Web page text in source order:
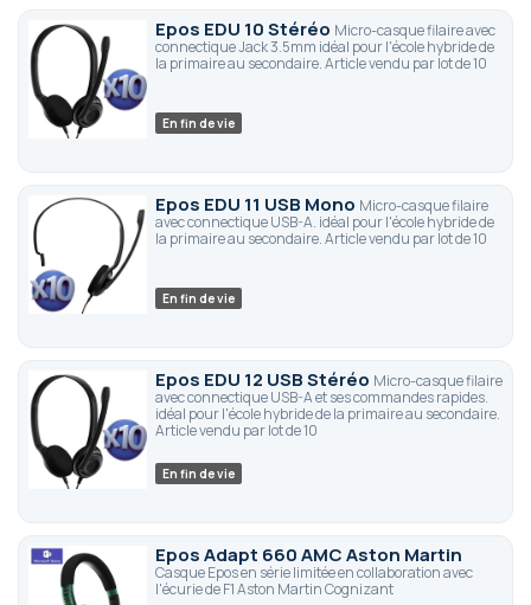
Epos EDU 10 Stéréo Micro-casque filaire avec
connectique Jack 3.5mm idéal pour l'école hybride de
la primaire au secondaire. Article vendu par lot de 10
En fin de vie
Epos EDU 11 USB Mono Micro-casque filaire
avec connectique USB-A. idéal pour l'école hybride de
la primaire au secondaire. Article vendu par lot de 10
En fin de vie
Epos EDU 12 USB Stéréo Micro-casque filaire
avec connectique USB-A et ses commandes rapides.
idéal pour l'école hybride de la primaire au secondaire.
Article vendu par lot de 10
En fin de vie
Epos Adapt 660 AMC Aston Martin
Casque Epos en série limitée en collaboration avec
l'écurie de F1 Aston Martin Cognizant